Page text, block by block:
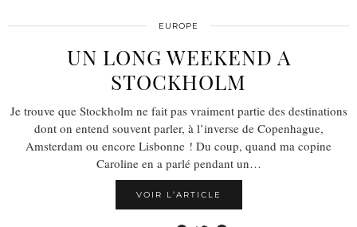
EUROPE
UN LONG WEEKEND A
STOCKHOLM
Je trouve que Stockholm ne fait pas vraiment partie des destinations
dont on entend souvent parler, à l’inverse de Copenhague,
Amsterdam ou encore Lisbonne ! Du coup, quand ma copine
Caroline en a parlé pendant un…
VOIR L’ARTICLE